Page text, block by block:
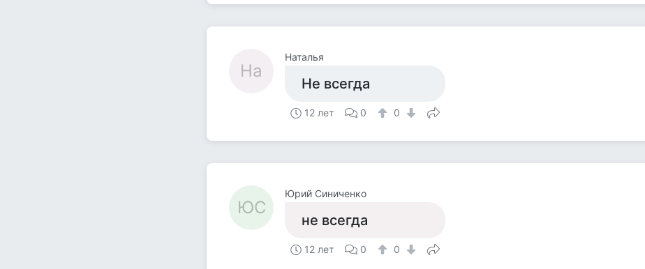
На
Наталья
Не всегда
12 лет 0 0
ЮС
Юрий Синиченко
не всегда
12 лет 0 0